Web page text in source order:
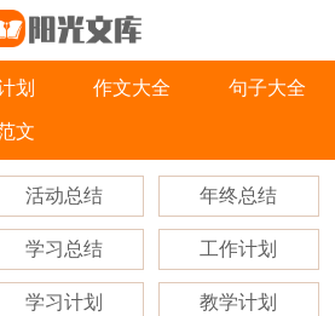
划 作文大全 句子大全
文
活动总结 年终总结
学习总结 工作计划
学习计划 教学计划